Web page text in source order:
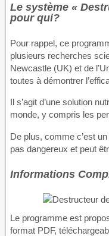
Le système «
pour qui?
Pour rappel, ce
plusieurs recherches
Newcastle (UK) et de
toutes à démontrer
Il s’agit d’une solution
monde, y compris les
De plus, comme c’est
pas dangereux et peut
Informations
Le programme est
format PDF,